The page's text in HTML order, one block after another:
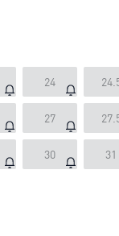
24
27
30 31